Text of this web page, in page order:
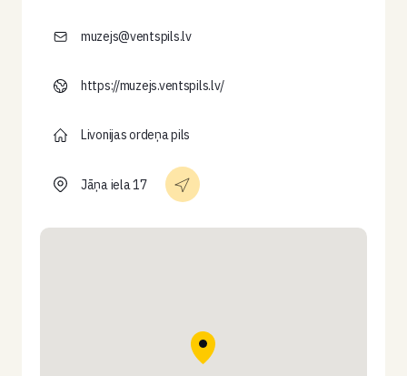
muzejs@ventspils.lv
https://muzejs.ventspils.lv/
Livonijas ordeņa pils
Jāņa iela 17